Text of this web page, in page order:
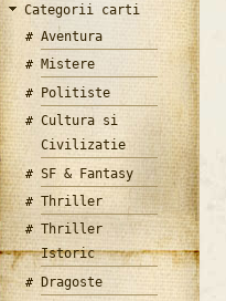
Categorii carti
Aventura
Mistere
Politiste
Cultura si
Civilizatie
SF & Fantasy
Thriller
Thriller
Istoric
Dragoste